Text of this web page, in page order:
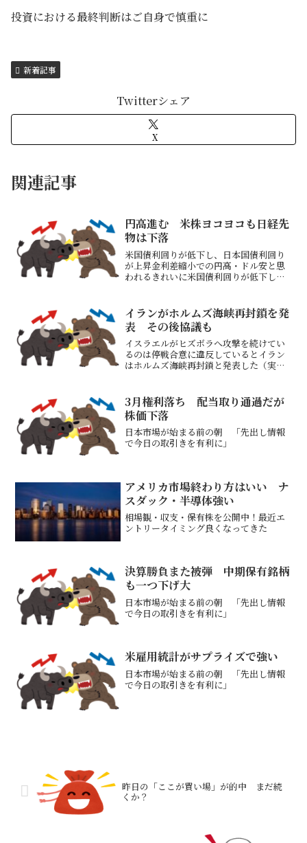
投資における最終判断はご自身で慎重に
新着記事
Twitterシェア
X
関連記事
円高進む 米株ヨコヨコも日経先
物は下落
米国債利回りが低下し、日本国債利回り
が上昇金利差縮小での円高・ドル安と思
われるきれいに米国債利回りが低下し日
下したと思われるが、この動きだと暴落
はなさそうただ輸出日本株...
イランがホルムズ海峡再封鎖を発
表 その後協議も
イスラエルがヒズボラへ攻撃を続けてい
るのは停戦合意に違反しているとイラン
はホルムズ海峡再封鎖と発表した（実際
イランが対米協議停止、トランプ氏の再
攻撃警告で－ファルス 6...
3月権利落ち 配当取り通過だが
株価下落
日本市場が始まる前の朝 「先出し情報
で今日の取引きを有利に」
アメリカ市場終わり方はいい ナ
スダック・半導体強い
相場観・収支・保有株を公開中！最近エ
ントリータイミング良くなってきた
決算勝負また被弾 中期保有銘柄
も一つ下げ大
日本市場が始まる前の朝 「先出し情報
で今日の取引きを有利に」
米雇用統計がサプライズで強い
日本市場が始まる前の朝 「先出し情報
で今日の取引きを有利に」
昨日の「ここが買い場」が的中 まだ続
くか？